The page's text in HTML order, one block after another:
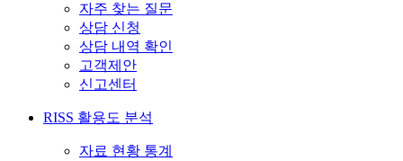
자주 찾는 질문
상담 신청
상담 내역 확인
고객제안
신고센터
RISS 활용도 분석
자료 현황 통계